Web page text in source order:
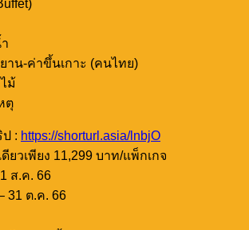
าน-ค่าขึ้นเกาะ (คนไทย)
ม้
ตุ
ป : https://shorturl.asia/lnbjO
ยวเพียง 11,299 บาท/แพ็กเกจ
ส.ค. 66
31 ต.ค. 66